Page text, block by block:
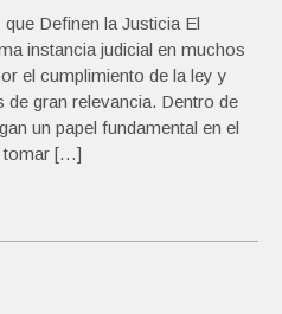
Definen la Justicia El
instancia judicial en muchos
el cumplimiento de la ley y
gran relevancia. Dentro de
un papel fundamental en el
tomar […]